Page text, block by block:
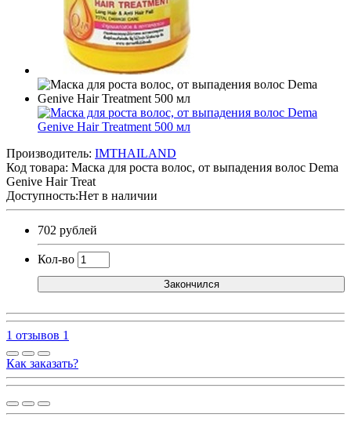
Производитель: IMTHAILAND
Код товара: Маска для роста волос, от выпадения волос Dema
Genive Hair Treat
Доступность:Нет в наличии
702 рублей
Кол-во
Закончился
1 отзывов 1
Как заказать?